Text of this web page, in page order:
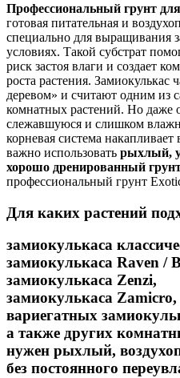
Профессиональный грунт
готовая питательная и
специально для выращивания
условиях. Такой субстрат
риск застоя влаги и создает
роста растения.
деревом» и считают одним из
комнатных растений. Но даже
слежавшуюся и слишком
корневая система накапливает
важно использовать рыхлый,
хорошо дренированный
профессиональный грунт
Для каких растений
замиокулькаса
замиокулькаса Raven /
замиокулькаса Zenzi,
замиокулькаса Zamicro,
вариегатных
а также других
нужен рыхлый,
без постоянного